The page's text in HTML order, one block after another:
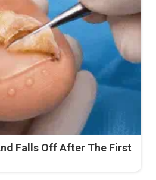
Falls Off After The First